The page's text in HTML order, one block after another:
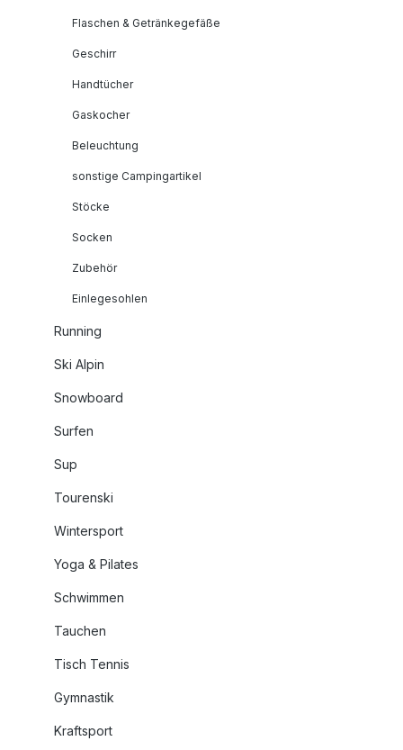
Flaschen & Getränkegefäße
Geschirr
Handtücher
Gaskocher
Beleuchtung
sonstige Campingartikel
Stöcke
Socken
Zubehör
Einlegesohlen
Running
Ski Alpin
Snowboard
Surfen
Sup
Tourenski
Wintersport
Yoga & Pilates
Schwimmen
Tauchen
Tisch Tennis
Gymnastik
Kraftsport